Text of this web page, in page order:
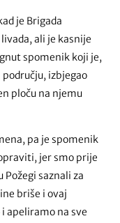
je Brigada
ali je kasnije
spomenik koji je,
izbjegao
ploču na njemu
pa je spomenik
jer smo prije
saznali za
briše i ovaj
apeliramo na sve